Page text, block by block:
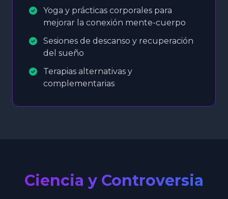
Yoga y prácticas corporales para
mejorar la conexión mente-cuerpo
Sesiones de descanso y recuperación
del sueño
Terapias alternativas y
complementarias
Ciencia y Controversia